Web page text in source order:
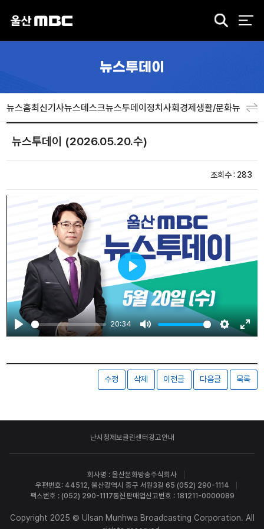
검
뉴스투데이
뉴스홈최신기사뉴스데스크뉴스투데이정치사회경제생활/문화뉴스특
뉴스투데이 (2026.05.20.수)
조회수 : 283
Play
20:34
Mute Settings
Play
수정 삭제 이전글 다음글 목록
난시청제보클린센터광고안내
회사명 : 울산문화방송주식회사
우편번호: 44512, 울산광역시 중구 서원3길 65 (052) 290-1114
팩스번호 : (052) 290-1117통신판매업신고번호 : 181211-0000089
Copyright 2025 © Ulsan Munhwa Broadcasting Corporation. All